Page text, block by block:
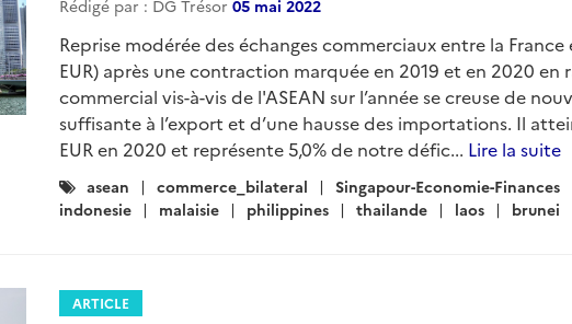
Rédigé par : DG Trésor 05 mai 2022
Reprise modérée des échanges commerciaux entre la France
EUR) après une contraction marquée en 2019 et en 2020 en
commercial vis-à-vis de l'ASEAN sur l’année se creuse de
suffisante à l’export et d’une hausse des importations. Il
EUR en 2020 et représente 5,0% de notre défic... Lire la suite
Catégories
:
asean commerce_bilateral Singapour-Economie-Finances
indonesie
malaisie philippines thailande laos brunei
ARTICLE